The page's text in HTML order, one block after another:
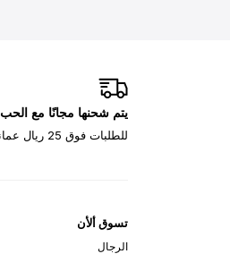
يتم شحنها مجانًا مع الحب
للطلبات فوق 25 ريال عماني
تسوق ألأن
الرجال